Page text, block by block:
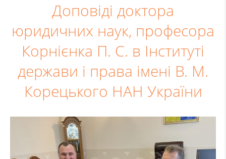
Доповіді доктора
юридичних наук, професора
Корнієнка П. С. в Інституті
держави і права імені В. М.
Корецького НАН України